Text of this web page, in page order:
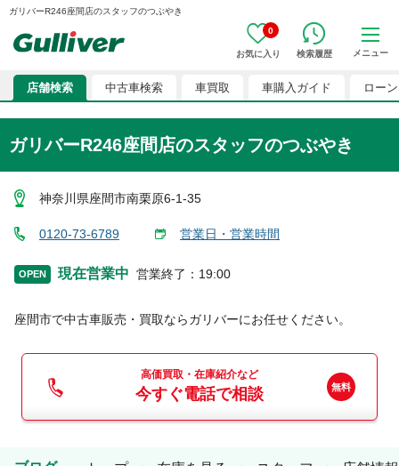
ガリバーR246座間店のスタッフのつぶやき
0
お気に入り 検索履歴 メニュー
店舗検索 中古車検索 車買取 車購入ガイド ローン
ガリバーR246座間店のスタッフのつぶやき
神奈川県座間市南栗原6-1-35
0120-73-6789 営業日・営業時間
OPEN 現在営業中 営業終了 ： 19:00
座間市で中古車販売・買取ならガリバーにお任せください。
高価買取・在庫紹介など
今すぐ電話で相談